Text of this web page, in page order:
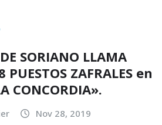
SORIANO LLAMA
PUESTOS ZAFRALES en
CONCORDIA».
Nov 28, 2019